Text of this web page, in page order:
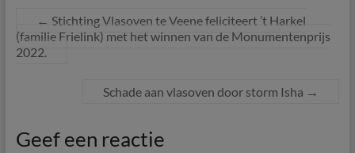
← Stichting Vlasoven te Veene feliciteert ’t Harkel
(familie Frielink) met het winnen van de Monumentenprijs
2022.
Schade aan vlasoven door storm Isha →
Geef een reactie